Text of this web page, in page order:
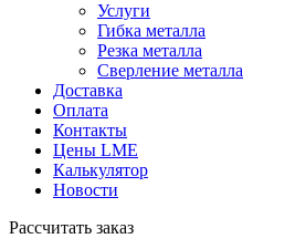
Услуги
Гибка металла
Резка металла
Сверление металла
Доставка
Оплата
Контакты
Цены LME
Калькулятор
Новости
Рассчитать заказ